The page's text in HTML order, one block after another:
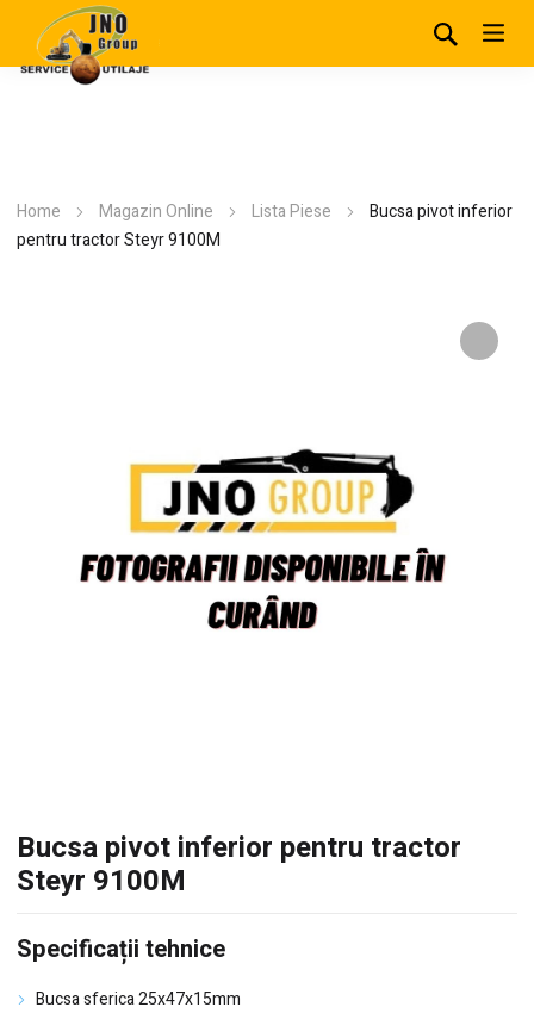
Home Magazin Online Lista Piese
Bucsa pivot inferior
pentru tractor Steyr 9100M
Bucsa pivot inferior pentru tractor
Steyr 9100M
Specificații tehnice
Bucsa sferica 25x47x15mm